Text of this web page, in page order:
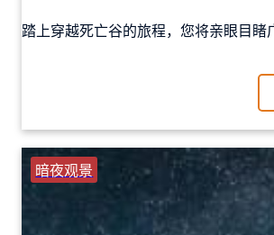
踏上穿越死亡谷的旅程，您将亲眼目
暗夜观景